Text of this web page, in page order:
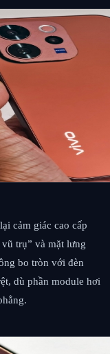
cảm giác cao cấp
trụ” và mặt lưng
bo tròn với đèn
dù phần module hơi